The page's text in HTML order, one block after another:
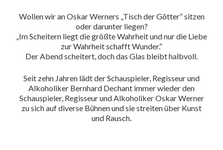
Wollen wir an Oskar Werners „Tisch der Götter“ sitzen
oder darunter liegen?
„Im Scheitern liegt die größte Wahrheit und nur die Liebe
zur Wahrheit schafft Wunder.“
Der Abend scheitert, doch das Glas bleibt halbvoll.
Seit zehn Jahren lädt der Schauspieler, Regisseur und
Alkoholiker Bernhard Dechant immer wieder den
Schauspieler, Regisseur und Alkoholiker Oskar Werner
zu sich auf diverse Bühnen und sie streiten über Kunst
und Rausch.